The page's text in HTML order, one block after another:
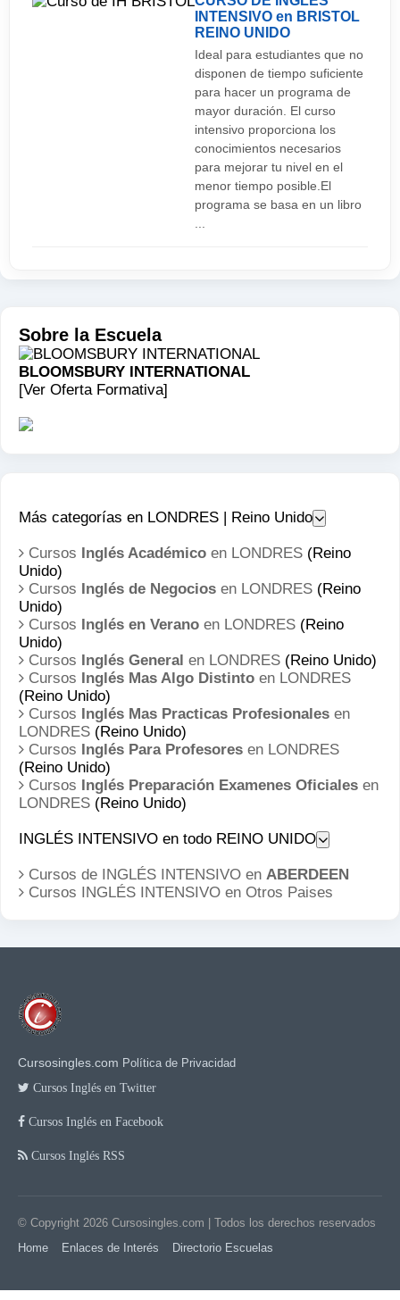
INTENSIVO en BRISTOL
REINO UNIDO
Ideal para estudiantes que no
disponen de tiempo suficiente
para hacer un programa de
mayor duración. El curso
intensivo proporciona los
conocimientos necesarios
para mejorar tu nivel en el
menor tiempo posible.El
programa se basa en un libro
Sobre la Escuela
BLOOMSBURY INTERNATIONAL
[Ver Oferta Formativa]
Más categorías en LONDRES | Reino Unido
Cursos Inglés Académico en LONDRES (Reino
Unido)
Cursos Inglés de Negocios en LONDRES (Reino
Unido)
Cursos Inglés en Verano en LONDRES (Reino
Unido)
Cursos Inglés General en LONDRES (Reino Unido)
Cursos Inglés Mas Algo Distinto en LONDRES
(Reino Unido)
Cursos Inglés Mas Practicas Profesionales en
LONDRES (Reino Unido)
Cursos Inglés Para Profesores en LONDRES
(Reino Unido)
Cursos Inglés Preparación Examenes Oficiales en
LONDRES (Reino Unido)
INGLÉS INTENSIVO en todo REINO UNIDO
Cursos de INGLÉS INTENSIVO en ABERDEEN
Cursos INGLÉS INTENSIVO en Otros Paises
Cursosingles.com Política de Privacidad
Cursos Inglés en Twitter
Cursos Inglés en Facebook
Cursos Inglés RSS
© Copyright 2026 Cursosingles.com | Todos los derechos reservados
Home
Enlaces de Interés Directorio Escuelas